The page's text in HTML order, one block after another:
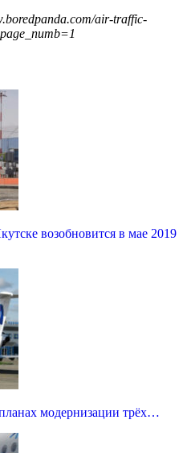
air-traffic-
возобновится в мае 2019
модернизации трёх…